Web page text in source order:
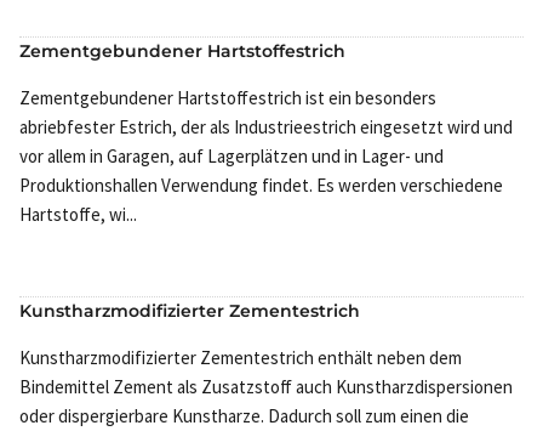
Zementgebundener Hartstoffestrich
Zementgebundener Hartstoffestrich ist ein besonders
abriebfester Estrich, der als Industrieestrich eingesetzt wird und
vor allem in Garagen, auf Lagerplätzen und in Lager- und
Produktionshallen Verwendung findet. Es werden verschiedene
Hartstoffe, wi...
Kunstharzmodifizierter Zementestrich
Kunstharzmodifizierter Zementestrich enthält neben dem
Bindemittel Zement als Zusatzstoff auch Kunstharzdispersionen
oder dispergierbare Kunstharze. Dadurch soll zum einen die